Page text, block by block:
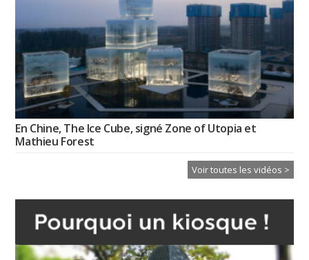
En Chine, The Ice Cube, signé Zone of Utopia et
Mathieu Forest
Voir toutes les vidéos >